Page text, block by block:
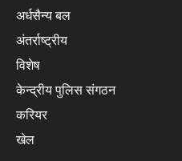
अर्धसैन्य बल
अंतर्राष्ट्रीय
विशेष
केन्द्रीय पुलिस संगठन
करियर
खेल